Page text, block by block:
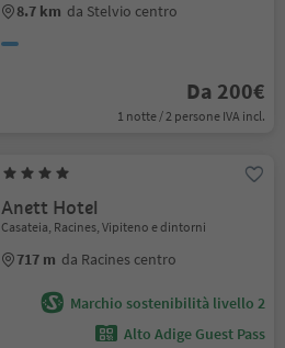
8.7 km da Stelvio centro
Da 200€
1 notte / 2 persone IVA incl.
Anett Hotel
Casateia, Racines, Vipiteno e dintorni
717 m da Racines centro
Marchio sostenibilità livello 2
Alto Adige Guest Pass